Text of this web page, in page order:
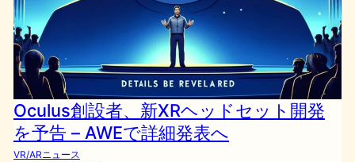
Oculus創設者、新XRヘッドセット開発
を予告 – AWEで詳細発表へ
VR/ARニュース